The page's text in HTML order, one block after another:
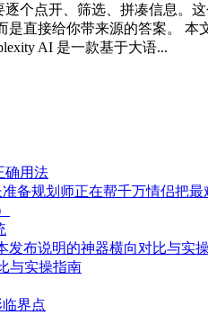
个点开、筛选、拼凑信息
直接给你带来源的答案。
AI 是一款基于大语...
确用法
备规划师正在帮千万情侣把
发布说明的神器横向对比与实
与实操指南
界点